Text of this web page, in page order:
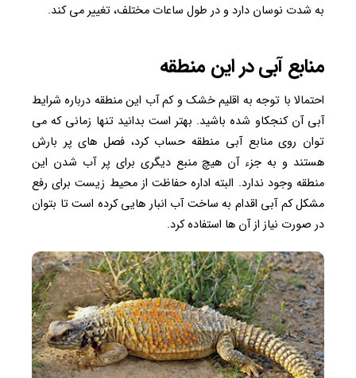
به شدت نوسان دارد و در طول ساعات مختلف، تغییر می کند.
منابع آبی در این منطقه
احتمالا با توجه به اقلیم خشک و کم آب این منطقه درباره شرایط
آبی آن کنجکاو شده باشید. بهتر است بدانید تنها زمانی که می
توان روی منابع آبی منطقه حساب کرد، فصل های پر بارش
هستند و به جزء آن هیچ منبع دیگری برای پر آب شدن این
منطقه وجود ندارد. البته اداره حفاظت از محیط زیست برای رفع
مشکل کم آبی اقدام به ساخت آب انبار هایی کرده است تا بتوان
در صورت نیاز از آن ها استفاده کرد.